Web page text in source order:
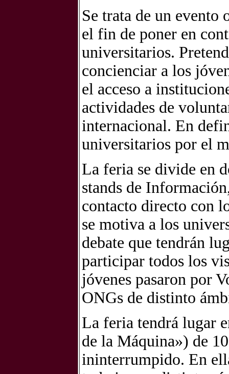
Se trata de un evento
el fin de poner en
universitarios.
concienciar a los
el acceso a
actividades de
internacional. En
universitarios por el
La feria se divide en
stands de
contacto directo con
se motiva a los
debate que tendrán
participar todos los
jóvenes pasaron por
ONGs de distinto
La feria tendrá lugar
de la Máquina») de
ininterrumpido. En